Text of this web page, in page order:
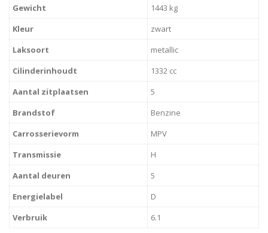
Gewicht
1443 kg
Kleur
zwart
Laksoort
metallic
Cilinderinhoudt
1332 cc
Aantal zitplaatsen
5
Brandstof
Benzine
Carrosserievorm
MPV
Transmissie
H
Aantal deuren
5
Energielabel
D
Verbruik
6.1